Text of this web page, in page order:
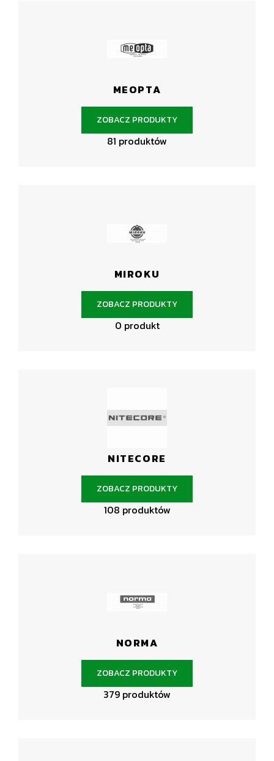
MEOPTA
81 produktów
ZOBACZ PRODUKTY
MIROKU
0 produkt
ZOBACZ PRODUKTY
NITECORE
108 produktów
ZOBACZ PRODUKTY
NORMA
379 produktów
ZOBACZ PRODUKTY